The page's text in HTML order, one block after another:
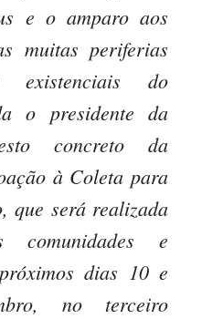
e o amparo aos
muitas periferias
existenciais do
o presidente da
concreto da
à Coleta para
que será realizada
e
dias 10 e
no terceiro